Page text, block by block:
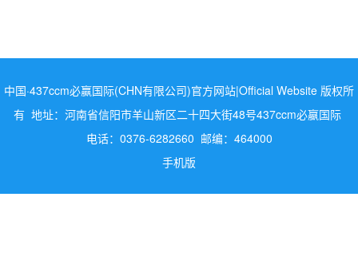
中国·437ccm必赢国际(CHN有限公司)官方网站|Official Website 版权所
有 地址：河南省信阳市羊山新区二十四大街48号437ccm必嬴国际
电话：0376-6282660 邮编：464000
手机版